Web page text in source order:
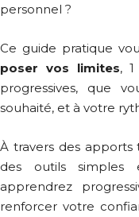
personnel ?
Ce guide pratique
poser vos limites,
progressives, que
souhaité, et à votre
À travers des apports
des outils simples
apprendrez
renforcer votre